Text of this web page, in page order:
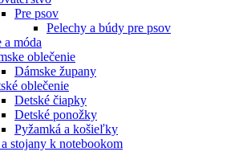
Pre psov
Pelechy a búdy pre psov
a móda
oblečenie
Dámske župany
oblečenie
Detské čiapky
Detské ponožky
Pyžamká a košieľky
stojany k notebookom